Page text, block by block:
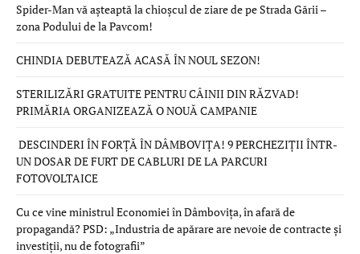
Spider-Man vă așteaptă la chioșcul de ziare de pe Strada Gării –
zona Podului de la Pavcom!
CHINDIA DEBUTEAZĂ ACASĂ ÎN NOUL SEZON!
STERILIZĂRI GRATUITE PENTRU CÂINII DIN RĂZVAD!
PRIMĂRIA ORGANIZEAZĂ O NOUĂ CAMPANIE
DESCINDERI ÎN FORȚĂ ÎN DÂMBOVIȚA! 9 PERCHEZIȚII ÎNTR-
UN DOSAR DE FURT DE CABLURI DE LA PARCURI
FOTOVOLTAICE
Cu ce vine ministrul Economiei în Dâmbovița, în afară de
propagandă? PSD: „Industria de apărare are nevoie de contracte și
investiții, nu de fotografii”